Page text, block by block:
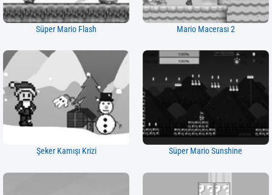
Süper Mario Flash Mario Macerası 2
Şeker Kamışı Krizi Süper Mario Sunshine